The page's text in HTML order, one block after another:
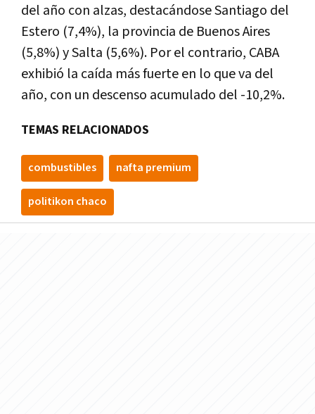
del año con alzas, destacándose Santiago del
Estero (7,4%), la provincia de Buenos Aires
(5,8%) y Salta (5,6%). Por el contrario, CABA
exhibió la caída más fuerte en lo que va del
año, con un descenso acumulado del -10,2%.
TEMAS RELACIONADOS
combustibles nafta premium
politikon chaco